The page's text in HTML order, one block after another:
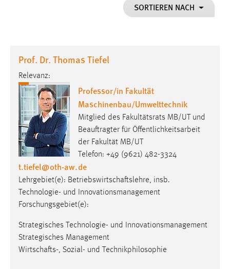
SORTIEREN NACH
Prof. Dr. Thomas Tiefel
Relevanz:
Professor/in Fakultät
Maschinenbau/Umwelttechnik
Mitglied des Fakultätsrats MB/UT und
Beauftragter für Öffentlichkeitsarbeit
der Fakultät MB/UT
Telefon: +49 (9621) 482-3324
t.tiefel@oth-aw.de
Lehrgebiet(e): Betriebswirtschaftslehre, insb.
Technologie- und Innovationsmanagement
Forschungsgebiet(e):
Strategisches Technologie- und Innovationsmanagement
Strategisches Management
Wirtschafts-, Sozial- und Technikphilosophie
Dieser Cookie speichert die ausgewählten Einverständnis-
Performance
Name:
staticfilecache
Zweck:
Für performante Seitenauslieferung wird in diesem Cookie
gespeichert, ob man eingeloggt ist.
Sprachpräferenz
Name:
Zweck:
Das Cookie speichert die gewählte Sprache der Website.